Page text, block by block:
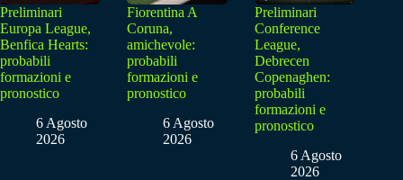
Preliminari
Europa League,
Benfica Hearts:
probabili
formazioni e
pronostico
6 Agosto
2026
Fiorentina A
Coruna,
amichevole:
probabili
formazioni e
pronostico
6 Agosto
2026
Preliminari
Conference
League,
Debrecen
Copenaghen:
probabili
formazioni e
pronostico
6 Agosto
2026